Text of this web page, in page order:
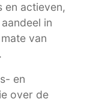
en actieven,
in
van
en
over de